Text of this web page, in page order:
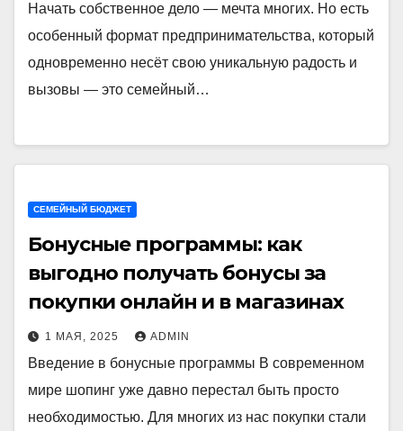
Начать собственное дело — мечта многих. Но есть
особенный формат предпринимательства, который
одновременно несёт свою уникальную радость и
вызовы — это семейный…
СЕМЕЙНЫЙ БЮДЖЕТ
Бонусные программы: как
выгодно получать бонусы за
покупки онлайн и в магазинах
1 МАЯ, 2025 ADMIN
Введение в бонусные программы В современном
мире шопинг уже давно перестал быть просто
необходимостью. Для многих из нас покупки стали